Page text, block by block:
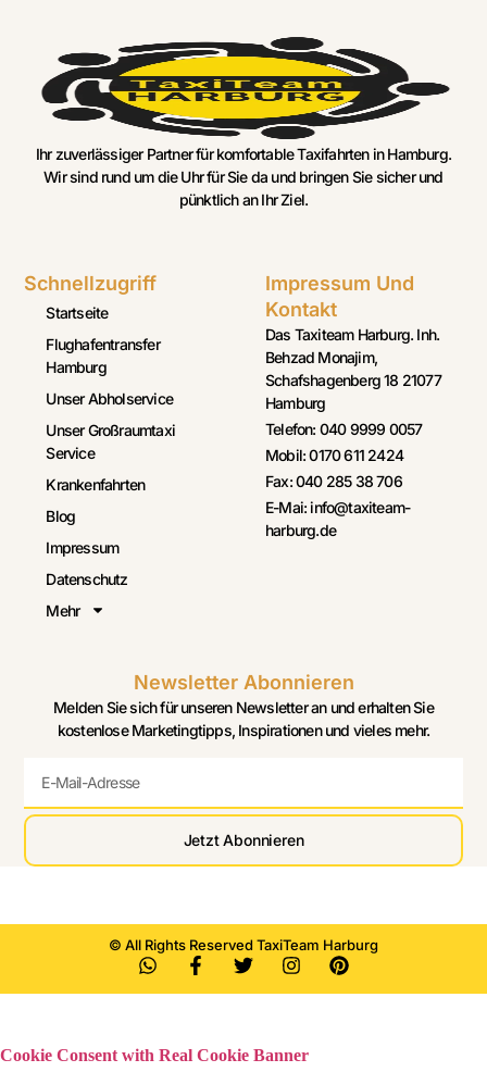
Ihr zuverlässiger Partner für komfortable Taxifahrten in Hamburg.
Wir sind rund um die Uhr für Sie da und bringen Sie sicher und
pünktlich an Ihr Ziel.
Schnellzugriff
Startseite
Flughafentransfer
Hamburg
Unser Abholservice
Unser Großraumtaxi
Service
Krankenfahrten
Blog
Impressum
Datenschutz
Mehr
Impressum Und
Kontakt
Das Taxiteam Harburg. Inh.
Behzad Monajim,
Schafshagenberg 18 21077
Hamburg
Telefon: 040 9999 0057
Mobil: 0170 611 2424
Fax: 040 285 38 706
E-Mai: info@taxiteam-
harburg.de
Newsletter Abonnieren
Melden Sie sich für unseren Newsletter an und erhalten Sie
kostenlose Marketingtipps, Inspirationen und vieles mehr.
Jetzt Abonnieren
© All Rights Reserved TaxiTeam Harburg
Cookie Consent with Real Cookie Banner